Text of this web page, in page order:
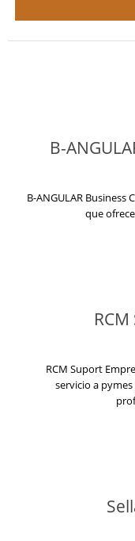
B-
B-ANGULAR
que
RCM Suport
servicio a